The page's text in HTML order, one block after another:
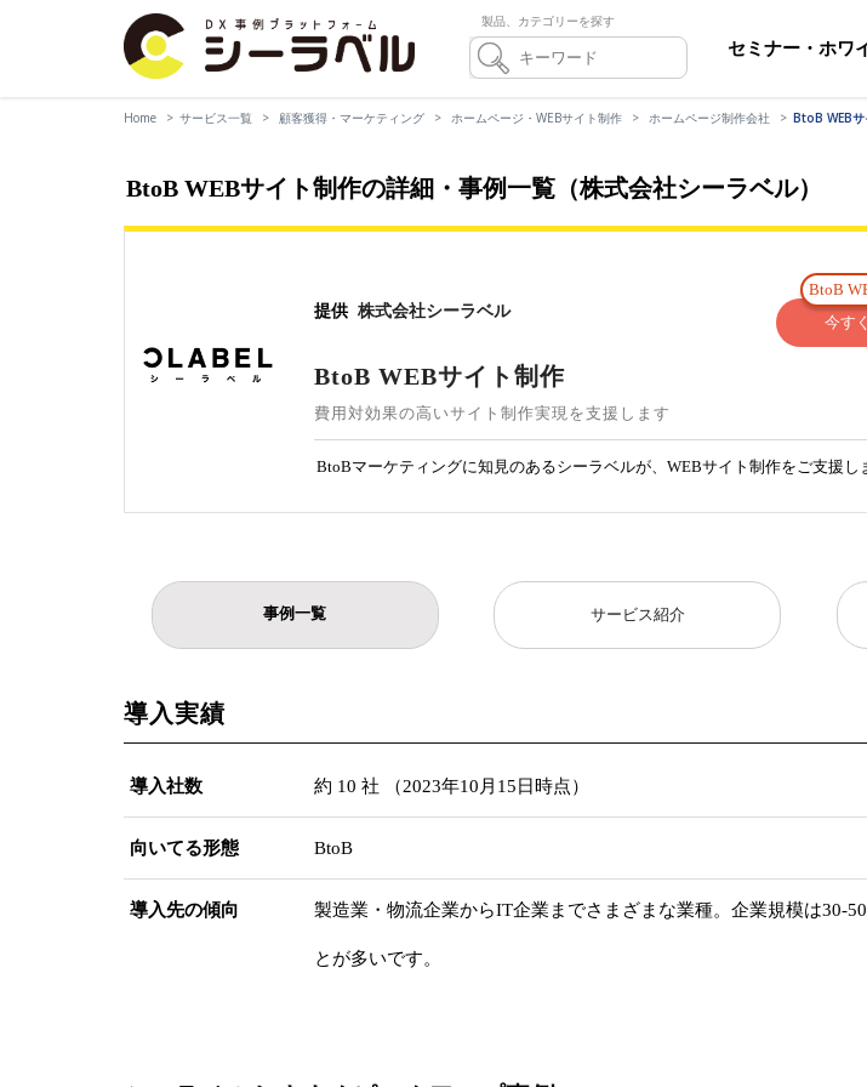
製品、カテゴリーを探す
セミナー・ホワ
Home サービス一覧 顧客獲得・マーケティング ホームページ・WEBサイト制作 ホームページ制作会社 BtoB WEBサ
BtoB WEBサイト制作の詳細・事例一覧（株式会社シーラベル）
提供 株式会社シーラベル
BtoB
今す
BtoB WEBサイト制作
費用対効果の高いサイト制作実現を支援します
BtoBマーケティングに知見のあるシーラベルが、WEBサイト制作をご支援し
事例一覧 サービス紹介
導入実績
導入社数 約 10 社 （2023年10月15日時点）
向いてる形態 BtoB
導入先の傾向 製造業・物流企業からIT企業までさまざまな業種。企業規模は30-
とが多いです。